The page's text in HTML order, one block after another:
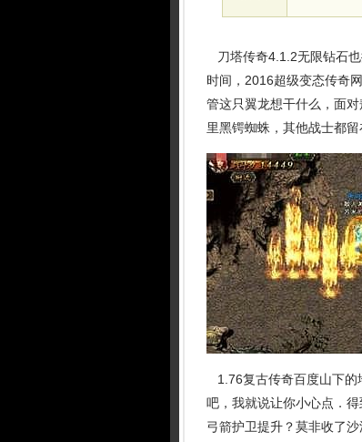
刀塔传奇4.1.2无限钻石
时间，2016超级变态传奇
管这只翼龙想干什么，面
里黑锷蜘蛛，其他战士都
1.76复古传奇百度山下的
吧，我就说让你小心点．
弓箭护卫提升？莫非收了